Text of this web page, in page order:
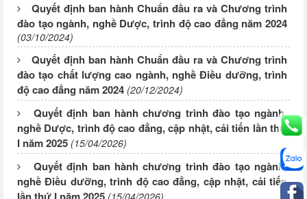
Quyết định ban hành Chuẩn đầu ra và Chương trình
đào tạo ngành, nghề Dược, trình độ cao đẳng năm 2024
(03/10/2024)
Quyết định ban hành Chuẩn đầu ra và Chương trình
đào tạo chất lượng cao ngành, nghề Điều dưỡng, trình
độ cao đẳng năm 2024 (20/12/2024)
Quyết định ban hành chương trình đào tạo ngành,
nghề Dược, trình độ cao đẳng, cập nhật, cải tiến lần thứ
I năm 2025 (15/04/2026)
Quyết định ban hành chương trình đào tạo ngành,
nghề Điều dưỡng, trình độ cao đẳng, cập nhật, cải tiến
(15/04/2026)